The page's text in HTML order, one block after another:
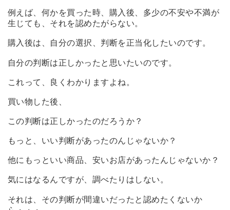
例えば、何かを買った時、購入後、多少の不安や不満が
生じても、それを認めたがらない。
購入後は、自分の選択、判断を正当化したいのです。
自分の判断は正しかったと思いたいのです。
これって、良くわかりますよね。
買い物した後、
この判断は正しかったのだろうか？
もっと、いい判断があったのんじゃないか？
他にもっといい商品、安いお店があったんじゃないか？
気にはなるんですが、調べたりはしない。
それは、その判断が間違いだったと認めたくないか